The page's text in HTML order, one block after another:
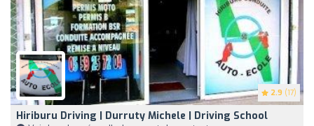
2.9 (17)
Hiriburu Driving | Durruty Michele | Driving School